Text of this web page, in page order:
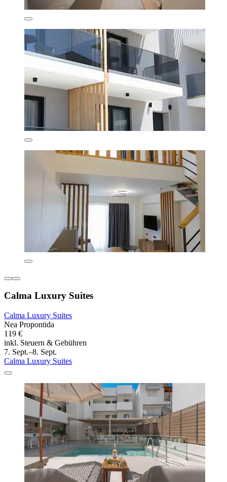
Calma Luxury Suites
Calma Luxury Suites
Nea Propontida
119 €
inkl. Steuern & Gebühren
7. Sept.–8. Sept.
Calma Luxury Suites